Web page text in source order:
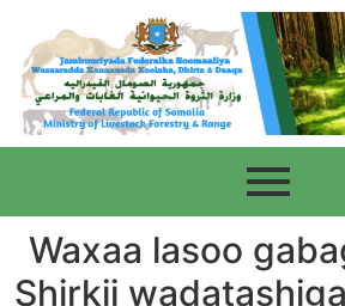
Waxaa lasoo
Shirkii